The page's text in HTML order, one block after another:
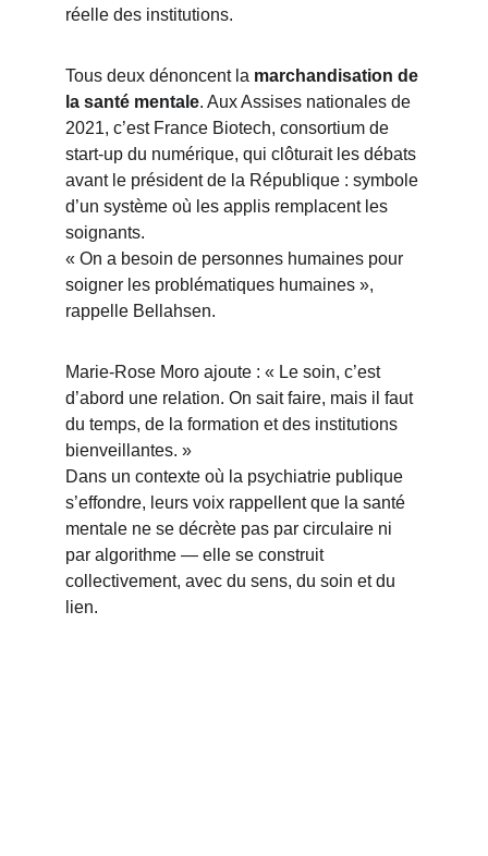
réelle des institutions.
Tous deux dénoncent la marchandisation de
la santé mentale. Aux Assises nationales de
2021, c’est France Biotech, consortium de
start-up du numérique, qui clôturait les débats
avant le président de la République : symbole
d’un système où les applis remplacent les
soignants.
« On a besoin de personnes humaines pour
soigner les problématiques humaines »,
rappelle Bellahsen.
Marie-Rose Moro ajoute : « Le soin, c’est
d’abord une relation. On sait faire, mais il faut
du temps, de la formation et des institutions
bienveillantes. »
Dans un contexte où la psychiatrie publique
s’effondre, leurs voix rappellent que la santé
mentale ne se décrète pas par circulaire ni
par algorithme — elle se construit
collectivement, avec du sens, du soin et du
lien.